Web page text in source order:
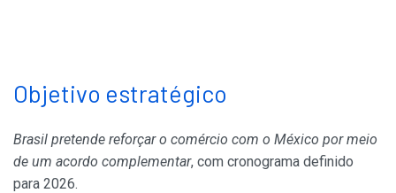
Objetivo estratégico
Brasil pretende reforçar o comércio com o México por meio
de um acordo complementar, com cronograma definido
para 2026.